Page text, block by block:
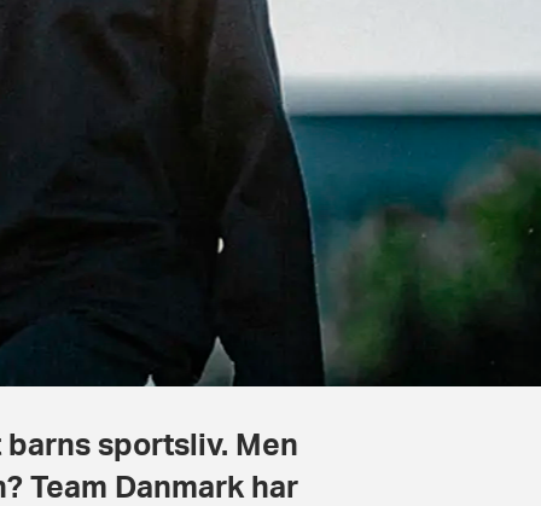
sportsliv. Men
Team Danmark har